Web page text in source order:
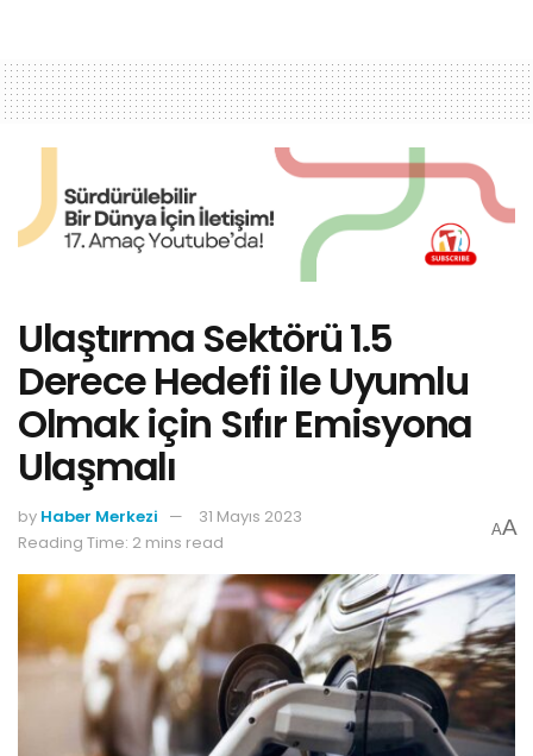
Ulaştırma Sektörü 1.5
Derece Hedefi ile Uyumlu
Olmak için Sıfır Emisyona
Ulaşmalı
by Haber Merkezi
31 Mayıs 2023
Reading Time: 2 mins read
AA